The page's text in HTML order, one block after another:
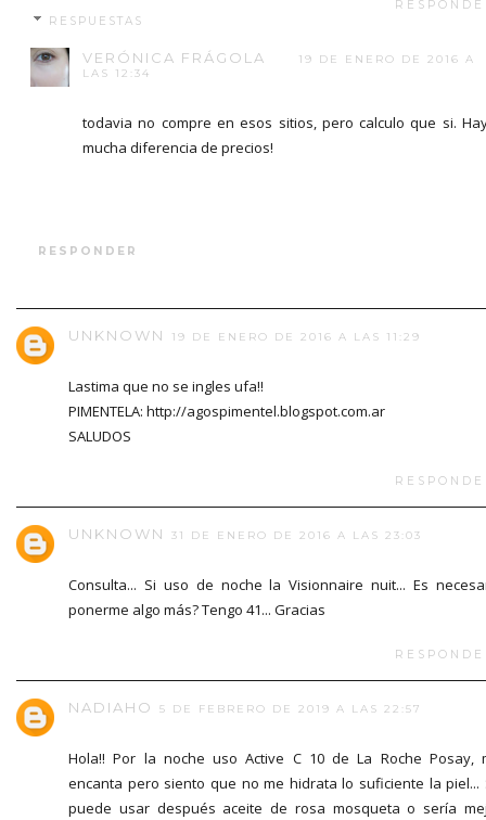
RESPUESTAS
VERÓNICA FRÁGOLA
19 DE ENERO DE 2016 A
LAS 12:34
todavia no compre en esos sitios, pero calculo que si.
mucha diferencia de precios!
RESPONDER
UNKNOWN 19 DE ENERO DE 2016 A LAS 11:29
Lastima que no se ingles ufa!!
PIMENTELA: http://agospimentel.blogspot.com.ar
SALUDOS
UNKNOWN 31 DE ENERO DE 2016 A LAS 23:03
Consulta... Si uso de noche la Visionnaire nuit... Es
ponerme algo más? Tengo 41... Gracias
NADIAHO 5 DE FEBRERO DE 2019 A LAS 22:57
Hola!! Por la noche uso Active C 10 de La Roche Posay,
encanta pero siento que no me hidrata lo suficiente la piel...
puede usar después aceite de rosa mosqueta o sería